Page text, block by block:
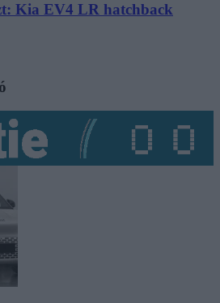
Kia EV4 LR hatchback